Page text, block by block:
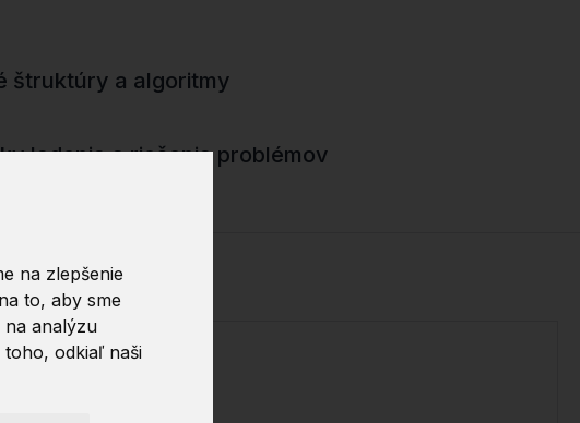
na zlepšenie
to, aby sme
na analýzu
odkiaľ naši
štruktúry a algoritmy
ladenia a riešenia problémov